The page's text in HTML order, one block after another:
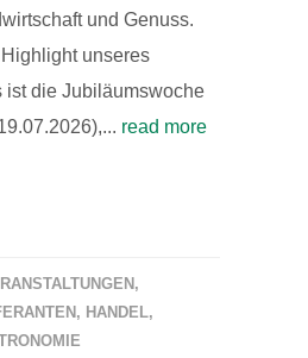
und Genuss.
unseres
ist die Jubiläumswoche
read more
,
, HANDEL,